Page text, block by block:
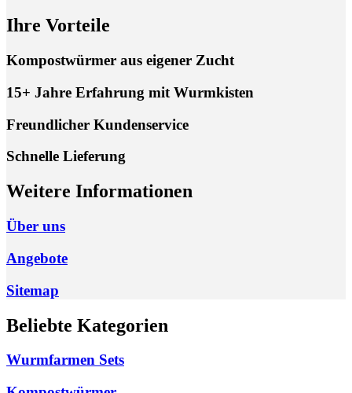
Ihre Vorteile
Kompostwürmer aus eigener Zucht
15+ Jahre Erfahrung mit Wurmkisten
Freundlicher Kundenservice
Schnelle Lieferung
Weitere Informationen
Über uns
Angebote
Sitemap
Beliebte Kategorien
Wurmfarmen Sets